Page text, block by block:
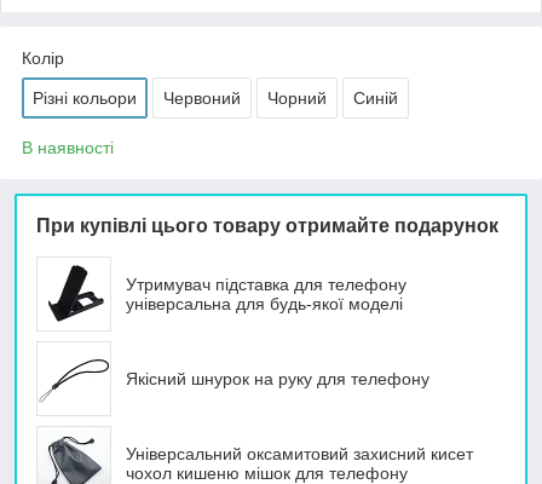
Колір
Різні кольори Червоний Чорний Синій
В наявності
При купівлі цього товару отримайте подарунок
Утримувач підставка для телефону
універсальна для будь-якої моделі
Якісний шнурок на руку для телефону
Універсальний оксамитовий захисний кисет
чохол кишеню мішок для телефону